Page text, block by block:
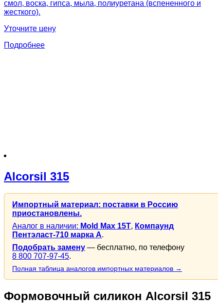
смол, воска, гипса, мыла, полиуретана (вспененного и
жесткого).
Уточните цену
Подробнее
Alcorsil 315
Импортный материал: поставки в Россию
приостановлены.
Аналог в наличии: Mold Max 15T, Компаунд
Пентэласт-710 марка А.
Подобрать замену — бесплатно, по телефону
8 800 707-97-45.
Полная таблица аналогов импортных материалов →
Формовочный силикон Alcorsil 315